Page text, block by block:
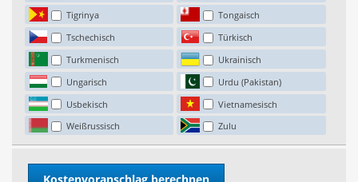
Tigrinya
Tongaisch
Tschechisch
Türkisch
Turkmenisch
Ukrainisch
Ungarisch
Urdu (Pakistan)
Usbekisch
Vietnamesisch
Weißrussisch
Zulu